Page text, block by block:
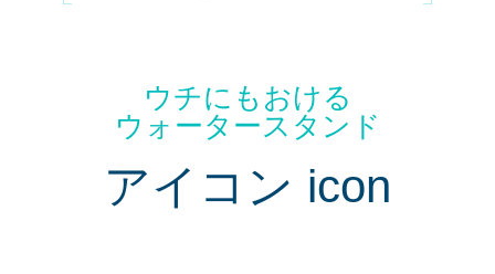
ウチにもおける
ウォータースタンド
アイコン icon